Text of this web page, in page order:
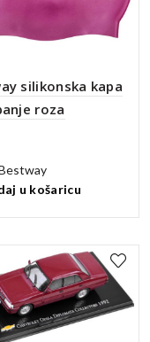
silikonska kapa
roza
u košaricu